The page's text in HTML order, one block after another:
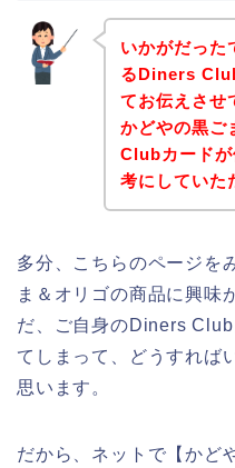
いかがだった
るDiners
てお伝えさせ
かどやの黒ご
Clubカードが
考にしていた
多分、こちらのページを
ま＆オリゴの商品に興味
だ、ご自身のDiners
てしまって、どうすれば
思います。
だから、ネットで【かど